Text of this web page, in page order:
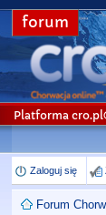
forum
Platforma
Zaloguj się
Forum